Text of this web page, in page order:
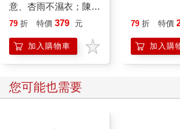
意、杏雨不濕衣；陳亮
恭談以心轉境的適齡漫
79 折 特價 379 元
加入購物車
79 折 特價
加入購
您可能也需要